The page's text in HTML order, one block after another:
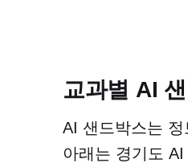
교과별 AI
AI 샌드박스는
아래는 경기도